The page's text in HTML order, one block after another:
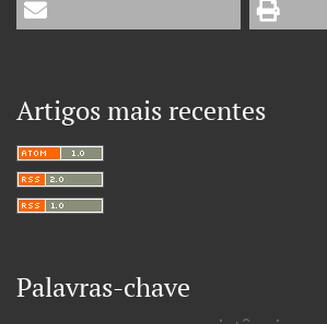
Artigos mais recentes
Palavras-chave